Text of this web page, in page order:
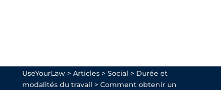
UseYourLaw> Articles> Social > Durée et
modalités du travail > Comment obtenir un